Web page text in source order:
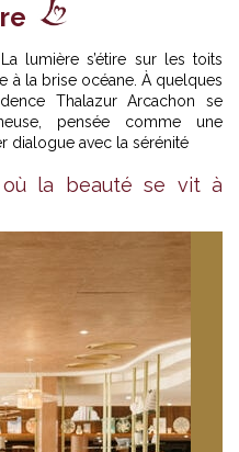
lumière s’étire sur les toits
à la brise océane. À quelques
Thalazur Arcachon se
pensée comme une
dialogue avec la sérénité
où la beauté se vit à